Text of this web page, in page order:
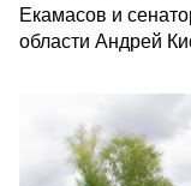
Екамасов и
области Андрей